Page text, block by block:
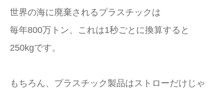
世界の海に廃棄されるプラスチックは
毎年800万トン、これは1秒ごとに換算すると
250kgです。
もちろん、プラスチック製品はストローだけじゃ